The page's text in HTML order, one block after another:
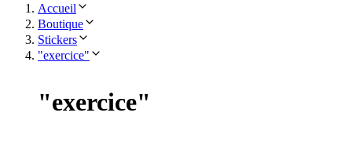
Accueil
Boutique
Stickers
"exercice"
"exercice"